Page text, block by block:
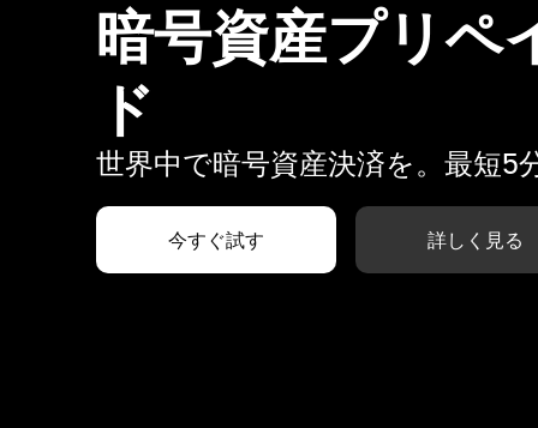
暗号資産プリペ
ド
世界中で暗号資産決済を。最短5
今すぐ試す 詳しく見る